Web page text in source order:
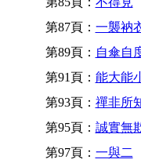
第87頁： 一襲衲
第89頁： 自傘自
第91頁： 能大能
第93頁： 禪非所
第95頁： 誠實無
第97頁： 一與二